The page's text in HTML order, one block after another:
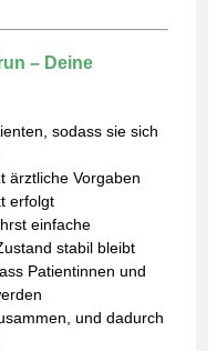
– Deine
sodass sie sich
ärztliche Vorgaben
erfolgt
einfache
stabil bleibt
Patientinnen und
und dadurch